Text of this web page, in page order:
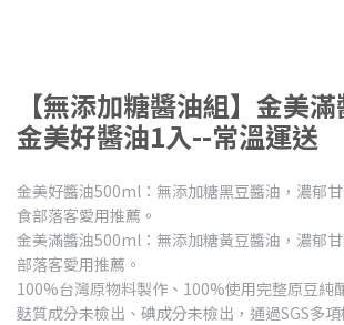
【無添加糖醬油組】金美
金美好醬油1入--常溫運送
金美好醬油500ml：無添加糖黑豆醬油，濃郁
食部落客愛用推薦。
金美滿醬油500ml：無添加糖黃豆醬油，濃郁
部落客愛用推薦。
100%台灣原物料製作、100%使用完整原豆純
麩質成分未檢出、碘成分未檢出，通過SGS多項